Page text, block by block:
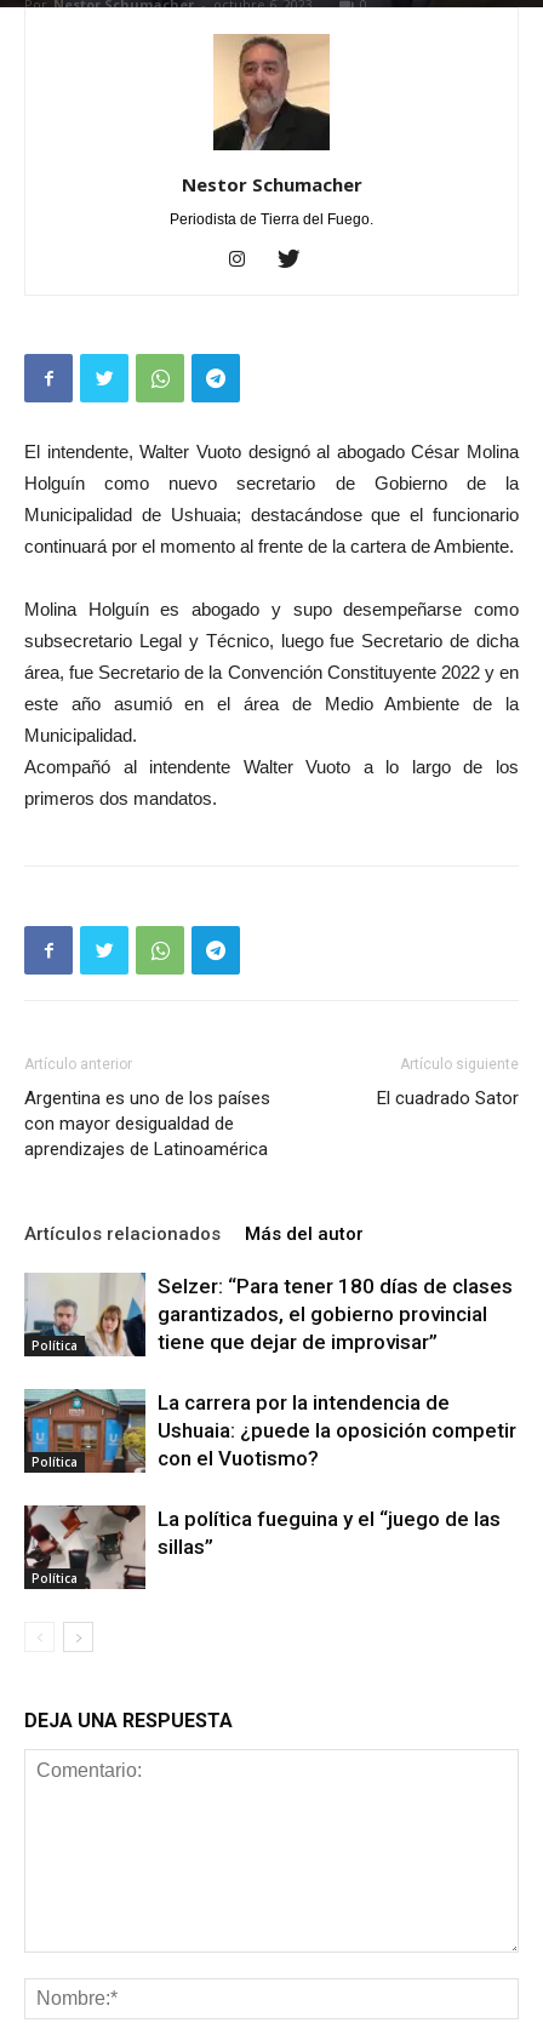
Por Nestor Schumacher - octubre 6, 2023 0
Nestor Schumacher
Periodista de Tierra del Fuego.
El intendente, Walter Vuoto designó al abogado César Molina
Holguín como nuevo secretario de Gobierno de la
Municipalidad de Ushuaia; destacándose que el funcionario
continuará por el momento al frente de la cartera de Ambiente.
Molina Holguín es abogado y supo desempeñarse como
subsecretario Legal y Técnico, luego fue Secretario de dicha
área, fue Secretario de la Convención Constituyente 2022 y en
este año asumió en el área de Medio Ambiente de la
Municipalidad.
Acompañó al intendente Walter Vuoto a lo largo de los
primeros dos mandatos.
Artículo anterior
Argentina es uno de los países
con mayor desigualdad de
aprendizajes de Latinoamérica
Artículo siguiente
El cuadrado Sator
Artículos relacionados Más del autor
Política
Selzer: “Para tener 180 días de clases
garantizados, el gobierno provincial
tiene que dejar de improvisar”
Política
La carrera por la intendencia de
Ushuaia: ¿puede la oposición competir
con el Vuotismo?
Política
La política fueguina y el “juego de las
sillas”
DEJA UNA RESPUESTA